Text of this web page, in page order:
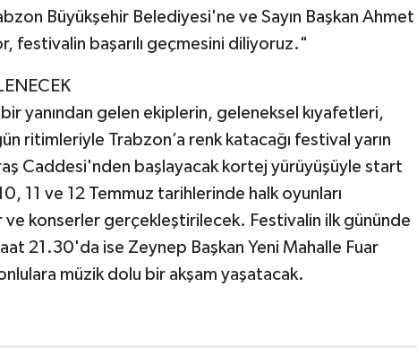
Büyükşehir Belediyesi'ne ve Sayın Başkan Ahmet
festivalin başarılı geçmesini diliyoruz."
yanından gelen ekiplerin, geleneksel kıyafetleri,
ritimleriyle Trabzon’a renk katacağı festival yarın
Caddesi'nden başlayacak kortej yürüyüşüyle start
11 ve 12 Temmuz tarihlerinde halk oyunları
konserler gerçekleştirilecek. Festivalin ilk gününde
21.30'da ise Zeynep Başkan Yeni Mahalle Fuar
müzik dolu bir akşam yaşatacak.